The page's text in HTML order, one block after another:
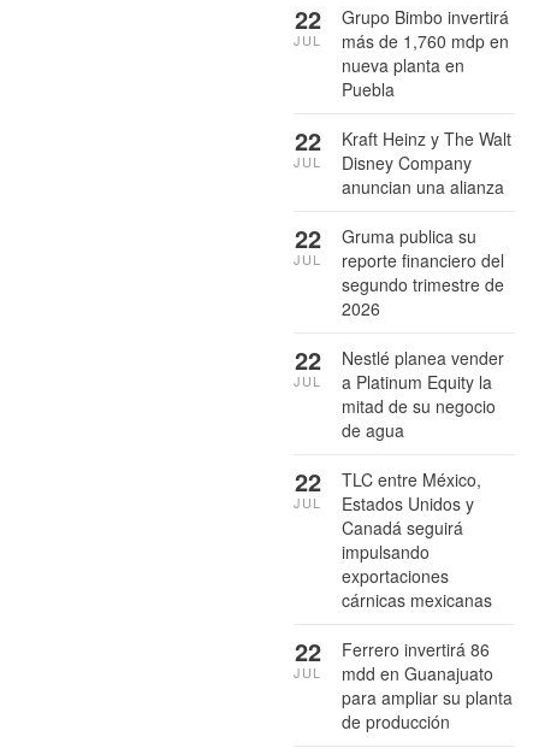
Grupo Bimbo invertirá
más de 1,760 mdp en
nueva planta en
Puebla
22
JUL
Kraft Heinz y The Walt
Disney Company
anuncian una alianza
22
JUL
Gruma publica su
reporte financiero del
segundo trimestre de
2026
22
JUL
Nestlé planea vender
a Platinum Equity la
mitad de su negocio
de agua
22
JUL
TLC entre México,
Estados Unidos y
Canadá seguirá
impulsando
exportaciones
cárnicas mexicanas
22
JUL
Ferrero invertirá 86
mdd en Guanajuato
para ampliar su planta
de producción
22
JUL